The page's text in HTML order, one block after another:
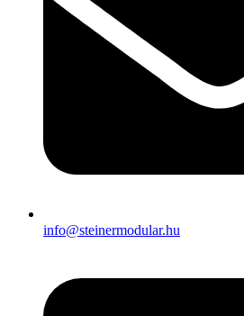
info@steinermodular.hu